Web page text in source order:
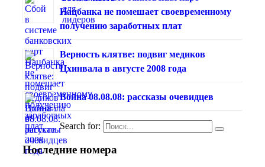
Нацбанка не помешает своевременному
получению заработных плат
Верность клятве: подвиг медиков
Цхинвала в августе 2008 года
Война 08.08.08: рассказы очевидцев
Search for:
Последние номера